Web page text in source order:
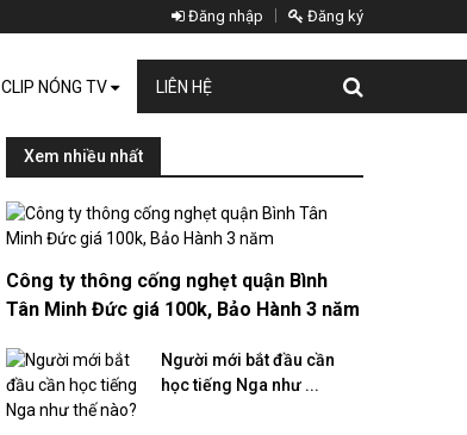
Đăng nhập Đăng ký
CLIP NÓNG TV LIÊN HỆ
Xem nhiều nhất
Công ty thông cống nghẹt quận Bình
Tân Minh Đức giá 100k, Bảo Hành 3 năm
Người mới bắt đầu cần
học tiếng Nga như ...